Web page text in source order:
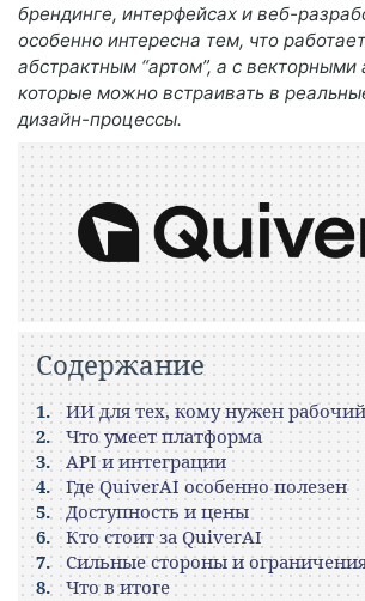
брендинге, интерфейсах и веб-
особенно интересна тем, что
абстрактным “артом”, а с векторными
которые можно встраивать в
дизайн-процессы.
Содержание
ИИ для тех, кому нужен рабочий
Что умеет платформа
API и интеграции
Где QuiverAI особенно полезен
Доступность и цены
Кто стоит за QuiverAI
Сильные стороны и
Что в итоге